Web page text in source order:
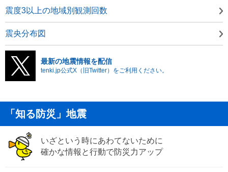
震度3以上の地域別観測回数
震央分布図
最新の地震情報を配信
tenki.jp公式X（旧Twitter）をご利用ください。
「知る防災」地震
いざという時にあわてないために
確かな情報と行動で防災力アップ